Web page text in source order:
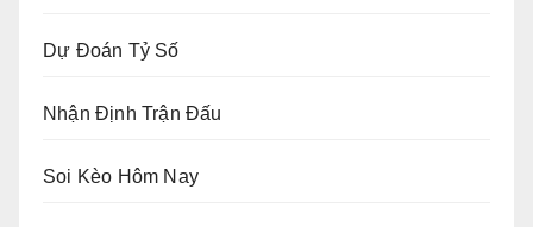
Dự Đoán Tỷ Số
Nhận Định Trận Đấu
Soi Kèo Hôm Nay